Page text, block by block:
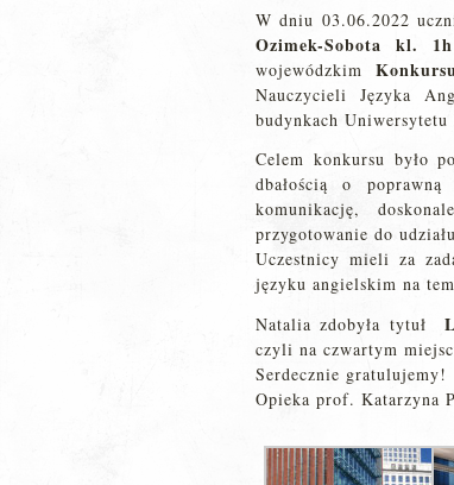
W dniu 03.06.2022
Ozimek-Sobota
kl. 1h
wojewódzkim
Nauczycieli Języka
budynkach
Celem konkursu było
dbałością o
komunikację,
przygotowanie do
Uczestnicy mieli za
języku angielskim na
Natalia zdobyła tytuł
czyli na czwartym
Serdecznie gratulujemy!
Opieka prof. Katarzyna